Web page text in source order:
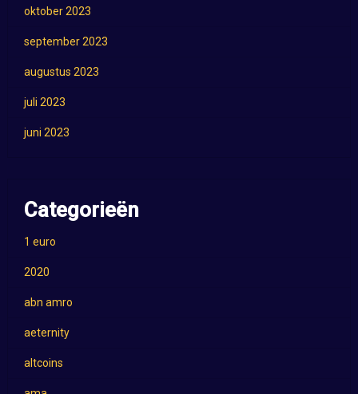
oktober 2023
september 2023
augustus 2023
juli 2023
juni 2023
Categorieën
1 euro
2020
abn amro
aeternity
altcoins